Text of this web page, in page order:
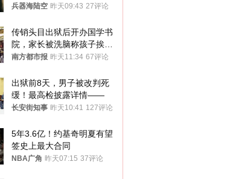
用核武器保护
兵器海陆空 昨天09:43 27评论
传销头目出狱后开办国学书
院，家长被洗脑称孩子挨打
才有效果
南方都市报 昨天11:34 67评论
出狱前8天，男子被改判死
缓！最高检披露详情——
长安街知事 昨天10:41 127评论
5年3.6亿！约基奇明夏有望
签史上最大合同
NBA广角 昨天07:15 37评论